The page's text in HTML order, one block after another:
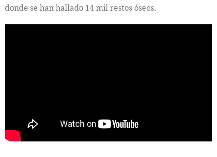
donde se han hallado 14 mil restos óseos.